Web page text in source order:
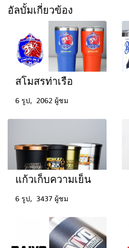
อัลบั้มเกี่ยวข้อง
สโมสรท่าเรือ
6 รูป, 2062 ผู้ชม
แก้วเก็บความเย็น
6 รูป, 3437 ผู้ชม